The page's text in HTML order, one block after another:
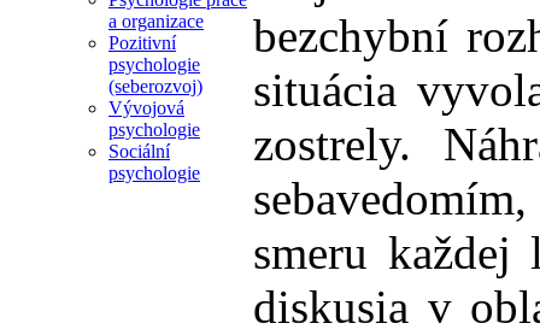
a organizace
Pozitivní
psychologie
(seberozvoj)
Vývojová
psychologie
Sociální
psychologie
bezchybní
situácia
zostrely.
smeru
diskusia v